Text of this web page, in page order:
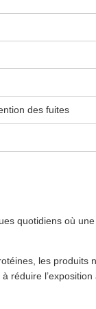
des fuites
quotidiens où
les produits
l’exposition